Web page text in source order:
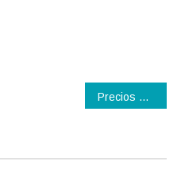
Precios de Septiembre de 2011